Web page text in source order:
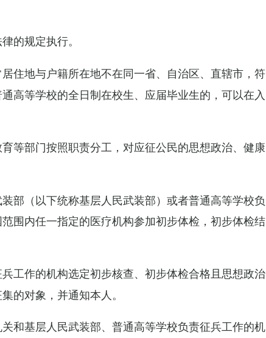
的规定执行。
住地与户籍所在地不在同一省、自治区、直辖市，符
高等学校的全日制在校生、应届毕业生的，可以在入
等部门按照职责分工，对应征公民的思想政治、健康
部（以下统称基层人民武装部）或者普通高等学校负
围内任一指定的医疗机构参加初步体检，初步体检结
工作的机构选定初步核查、初步体检合格且思想政治
的对象，并通知本人。
和基层人民武装部、普通高等学校负责征兵工作的机